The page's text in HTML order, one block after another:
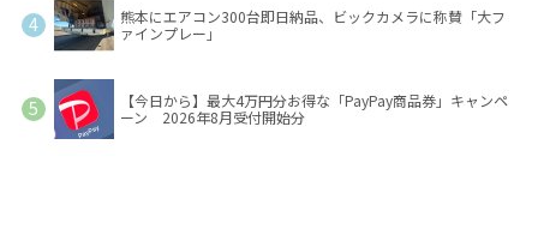
熊本にエアコン300台即日納品、ビックカメラに称賛「大フ
ァインプレー」
【今日から】最大4万円分お得な「PayPay商品券」キャンペ
ーン 2026年8月受付開始分